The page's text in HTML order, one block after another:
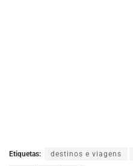
Etiquetas: destinos e viagens